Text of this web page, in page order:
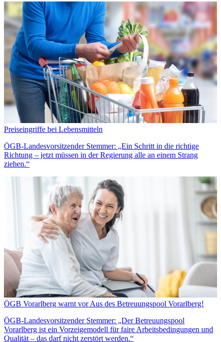
Preiseingriffe bei Lebensmitteln
ÖGB-Landesvorsitzender Stemmer: „Ein Schritt in die richtige
Richtung – jetzt müssen in der Regierung alle an einem Strang
ziehen.“
ÖGB Vorarlberg warnt vor Aus des Betreuungspool Vorarlberg!
ÖGB-Landesvorsitzender Stemmer: „Der Betreuungspool
Vorarlberg ist ein Vorzeigemodell für faire Arbeitsbedingungen und
Qualität – das darf nicht zerstört werden.“